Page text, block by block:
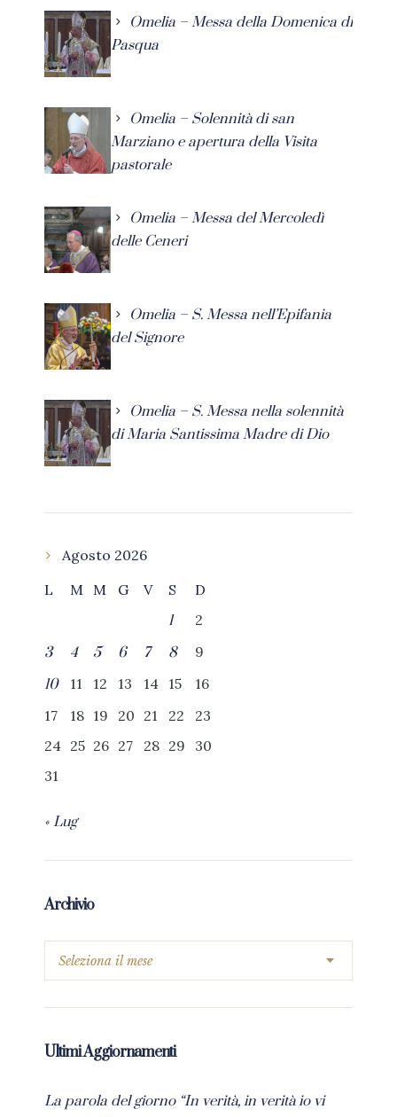
Omelia – Messa della Domenica di
Pasqua
Omelia – Solennità di san
Marziano e apertura della Visita
pastorale
Omelia – Messa del Mercoledì
delle Ceneri
Omelia – S. Messa nell’Epifania
del Signore
Omelia – S. Messa nella solennità
di Maria Santissima Madre di Dio
Agosto 2026
L
M M G V S
D
1
2
3
4 5 6 7 8
9
10
11 12 13 14 15
16
17
18 19 20 21 22
23
24 25 26 27 28 29
30
31
« Lug
Archivio
Ultimi Aggiornamenti
La parola del giorno “In verità, in verità io vi